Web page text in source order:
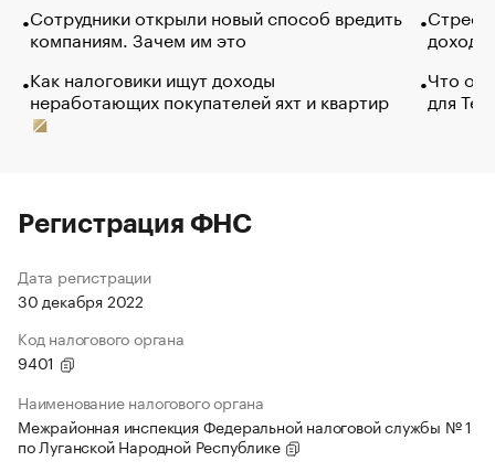
Сотрудники открыли новый способ вредить
компаниям. Зачем им это
Как налоговики ищут доходы
неработающих покупателей яхт и квартир
Что
для
Регистрация ФНС
Дата регистрации
30 декабря 2022
Код налогового органа
9401
Наименование налогового органа
Межрайонная инспекция Федеральной налоговой службы № 1
по Луганской Народной Республике